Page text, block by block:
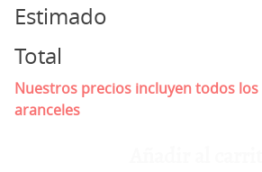
Estimado
Total
Nuestros precios incluyen todos
aranceles